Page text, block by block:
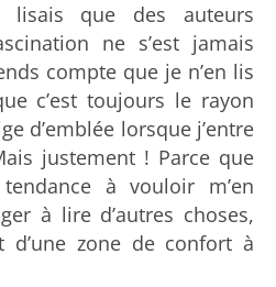
lisais que des auteurs
ne s’est jamais
compte que je n’en lis
c’est toujours le rayon
d’emblée lorsque j’entre
justement ! Parce que
tendance à vouloir m’en
à lire d’autres choses,
d’une zone de confort à